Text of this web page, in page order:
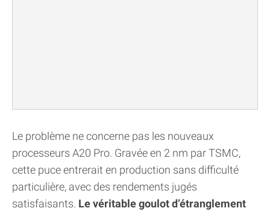
Le problème ne concerne pas les nouveaux
processeurs A20 Pro. Gravée en 2 nm par TSMC,
cette puce entrerait en production sans difficulté
particulière, avec des rendements jugés
satisfaisants. Le véritable goulot d’étranglement